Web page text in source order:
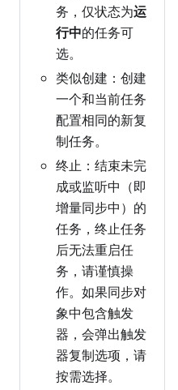
务，仅状态为运
行中的任务可
选。
类似创建：创建
一个和当前任务
配置相同的新复
制任务。
终止：结束未完
成或监听中（即
增量同步中）的
任务，终止任务
后无法重启任
务，请谨慎操
作。如果同步对
象中包含触发
器，会弹出触发
器复制选项，请
按需选择。